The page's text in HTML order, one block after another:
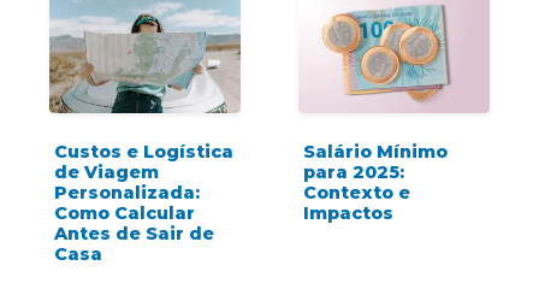
Custos e Logística
de Viagem
Personalizada:
Como Calcular
Antes de Sair de
Casa
Salário Mínimo
para 2025:
Contexto e
Impactos